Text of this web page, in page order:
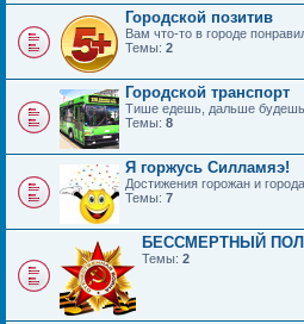
Городской позитив
Вам что-то в городе
Темы: 2
Городской транспорт
Тише едешь, дальше
Темы: 8
Я горжусь Силламяэ!
Достижения горожан и города
Темы: 7
БЕССМЕРТНЫЙ
Темы: 2